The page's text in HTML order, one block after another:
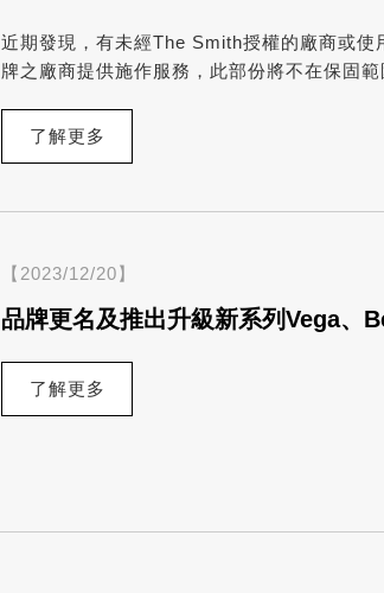
近期發現，有未經The Smith授權的廠商或使
牌之廠商提供施作服務，此部份將不在保固
了解更多
【2023/12/20】
品牌更名及推出升級新系列Vega、
了解更多